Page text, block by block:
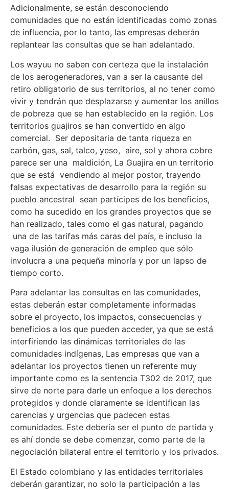
Adicionalmente, se están desconociendo
comunidades que no están identificadas como zonas
de influencia, por lo tanto, las empresas deberán
replantear las consultas que se han adelantado.
Los wayuu no saben con certeza que la instalación
de los aerogeneradores, van a ser la causante del
retiro obligatorio de sus territorios, al no tener como
vivir y tendrán que desplazarse y aumentar los anillos
de pobreza que se han establecido en la región. Los
territorios guajiros se han convertido en algo
comercial. Ser depositaria de tanta riqueza en
carbón, gas, sal, talco, yeso, aire, sol y ahora cobre
parece ser una maldición, La Guajira en un territorio
que se está vendiendo al mejor postor, trayendo
falsas expectativas de desarrollo para la región su
pueblo ancestral sean partícipes de los beneficios,
como ha sucedido en los grandes proyectos que se
han realizado, tales como el gas natural, pagando
una de las tarifas más caras del país, e incluso la
vaga ilusión de generación de empleo que sólo
involucra a una pequeña minoría y por un lapso de
tiempo corto.
Para adelantar las consultas en las comunidades,
estas deberán estar completamente informadas
sobre el proyecto, los impactos, consecuencias y
beneficios a los que pueden acceder, ya que se está
interfiriendo las dinámicas territoriales de las
comunidades indígenas, Las empresas que van a
adelantar los proyectos tienen un referente muy
importante como es la sentencia T302 de 2017, que
sirve de norte para darle un enfoque a los derechos
protegidos y donde claramente se identifican las
carencias y urgencias que padecen estas
comunidades. Este debería ser el punto de partida y
es ahí donde se debe comenzar, como parte de la
negociación bilateral entre el territorio y los privados.
El Estado colombiano y las entidades territoriales
deberán garantizar, no solo la participación a las